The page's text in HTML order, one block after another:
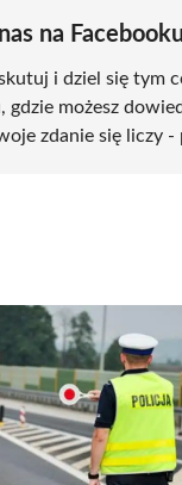
na
i dziel się tym
gdzie możesz
zdanie się liczy